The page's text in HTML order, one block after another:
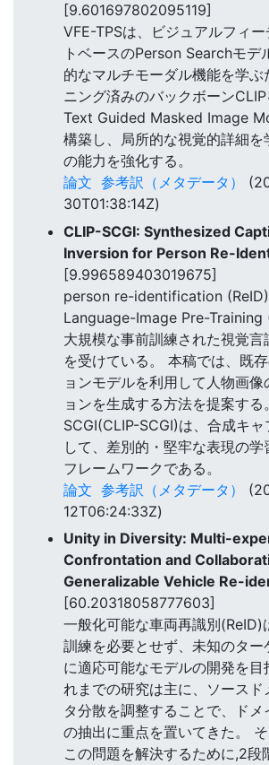
[9.601697802095119]
VFE-TPSは、ビジュアルフィ
トベースのPerson Searchモデ
的なマルチモーダル機能を学ぶ
ニング済みのバックボーンCLIP
Text Guided Masked Image
構築し、局所的な視覚的詳細を
の能力を強化する。
論文 参考訳（メタデータ）
30T01:38:14Z)
CLIP-SCGI: Synthesized
Inversion for Person Re-
[9.996589403019675]
person re-identification
Language-Image Pre-Training
大規模な事前訓練された視覚
を受けている。 本稿では、既
ョンモデルを利用して人物画
ョンを生成する方法を提案する
SCGI(CLIP-SCGI)は、合成キ
して、差別的・堅牢な表現の学
フレームワークである。
論文 参考訳（メタデータ）
12T06:24:33Z)
Unity in Diversity: Multi-
Confrontation and
Generalizable Vehicle Re-
[60.20318058777603]
一般化可能な車両再識別(ReID)
訓練を必要とせず、未知のター
に適応可能なモデルの開発を目
れまでの研究は主に、ソースド
タ分散を調整することで、ド
の抽出に重点を置いてきた。
この問題を解決するために,2